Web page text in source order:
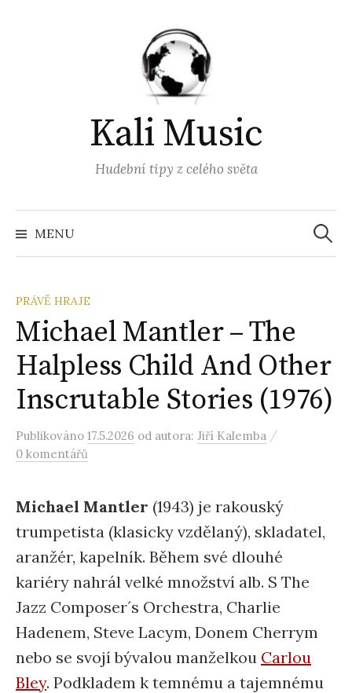
Kali Music
Hudební tipy z celého světa
MENU
PRÁVĚ HRAJE
Michael Mantler – The
Halpless Child And Other
Inscrutable Stories (1976)
Publikováno 17.5.2026 od autora: Jiří Kalemba /
0 komentářů
Michael Mantler (1943) je rakouský
trumpetista (klasicky vzdělaný), skladatel,
aranžér, kapelník. Během své dlouhé
kariéry nahrál velké množství alb. S The
Jazz Composer´s Orchestra, Charlie
Hadenem, Steve Lacym, Donem Cherrym
nebo se svojí bývalou manželkou Carlou
Bley. Podkladem k temnému a tajemnému